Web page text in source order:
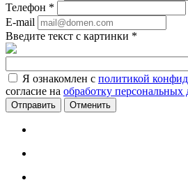
Телефон *
E-mail
Введите текст с картинки *
Я ознакомлен с политикой
согласие на обработку персональных
Отменить